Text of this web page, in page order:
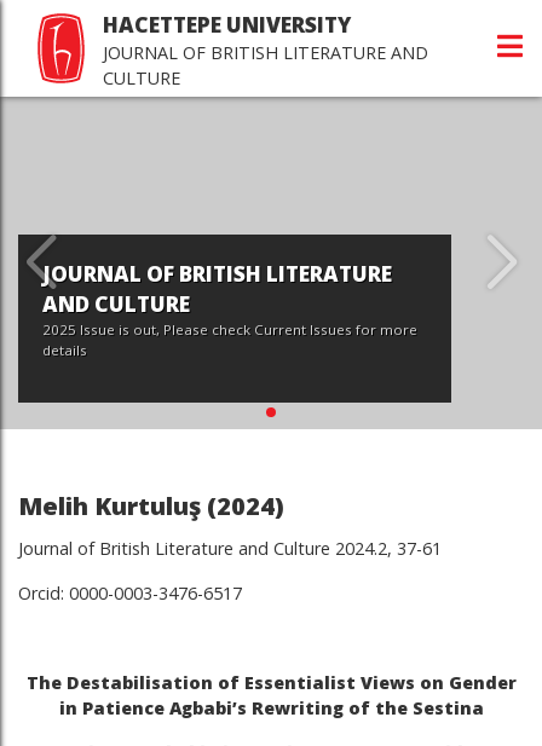
HACETTEPE UNIVERSITY
JOURNAL OF BRITISH LITERATURE AND
CULTURE
JOURNAL OF BRITISH LITERATURE
AND CULTURE
2025 Issue is out, Please check Current Issues for more
details
Melih Kurtuluş (2024)
Journal of British Literature and Culture 2024.2, 37-61
Orcid: 0000-0003-3476-6517
The Destabilisation of Essentialist Views on Gender
in Patience Agbabi’s Rewriting of the Sestina